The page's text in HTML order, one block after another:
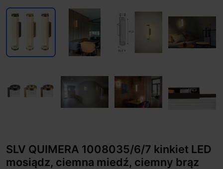
SLV QUIMERA 1008035/6/7 kinkiet LED
mosiądz, ciemna miedź, ciemny brąz